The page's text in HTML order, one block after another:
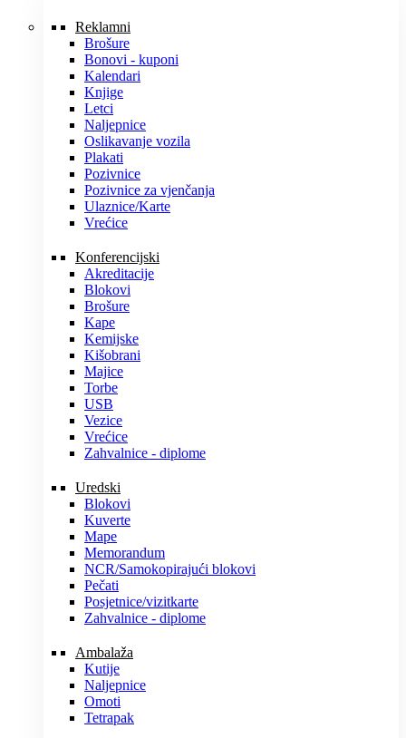
Reklamni
Brošure
Bonovi - kuponi
Kalendari
Knjige
Letci
Naljepnice
Oslikavanje vozila
Plakati
Pozivnice
Pozivnice za vjenčanja
Ulaznice/Karte
Vrećice
Konferencijski
Akreditacije
Blokovi
Brošure
Kape
Kemijske
Kišobrani
Majice
Torbe
USB
Vezice
Vrećice
Zahvalnice - diplome
Uredski
Blokovi
Kuverte
Mape
Memorandum
NCR/Samokopirajući blokovi
Pečati
Posjetnice/vizitkarte
Zahvalnice - diplome
Ambalaža
Kutije
Naljepnice
Omoti
Tetrapak